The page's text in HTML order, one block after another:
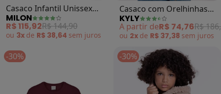
Casaco Infantil Unissex
(Marinho)
MILON
R$ 115,92R$ 144,90
ou 3x de R$ 38,64 sem juros
Casaco com Orelhinhas
Infantil Menino (Azul)
KYLY
A partir deR$ 74,76R$
ou 2x de R$ 37,38 sem juros
-30% -30%